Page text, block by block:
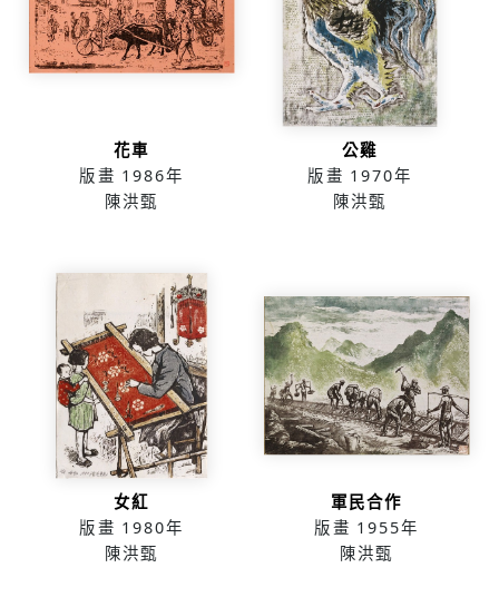
花車
版畫 1986年
陳洪甄
公雞
版畫 1970年
陳洪甄
女紅
版畫 1980年
陳洪甄
軍民合作
版畫 1955年
陳洪甄